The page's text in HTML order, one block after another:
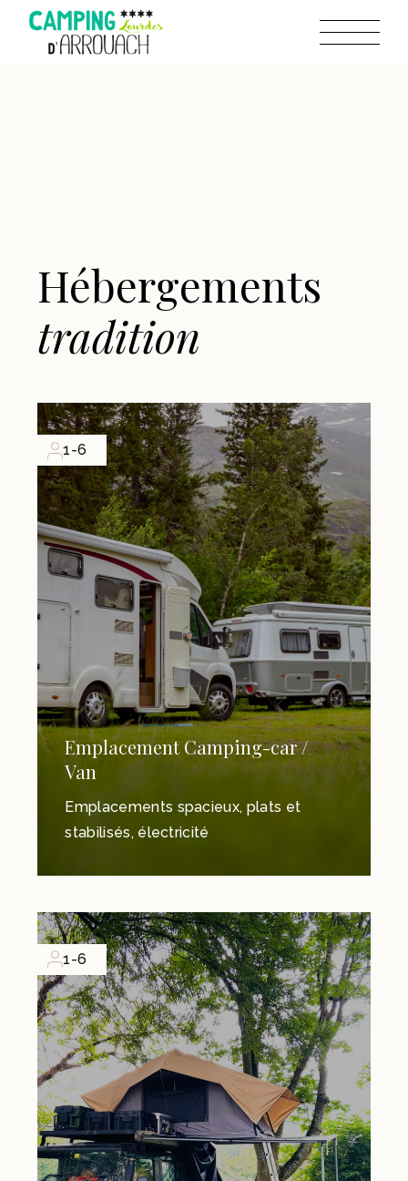
Hébergements
tradition
1-6
Emplacement Camping-car /
Van
Emplacements spacieux, plats et
stabilisés, électricité
1-6